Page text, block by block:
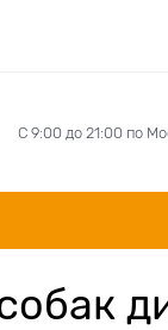
С 9:00 до 21:00 по